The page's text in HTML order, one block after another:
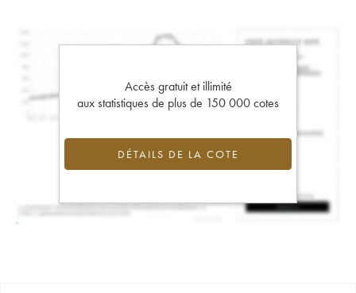
Accès gratuit et illimité
aux statistiques de plus de 150 000 cotes
DÉTAILS DE LA COTE